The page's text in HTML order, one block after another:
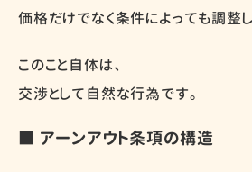
価格だけでなく条件によっても調整し
このこと自体は、
交渉として自然な行為です。
■ アーンアウト条項の構造